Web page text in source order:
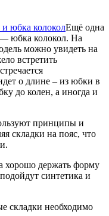
Ещё одна
юбка колокол. На
можно увидеть на
встретить
о длине – из юбки в
до колен, а иногда и
принципы и
складки на пояс, что
хорошо держать форму
синтетика и
складки необходимо